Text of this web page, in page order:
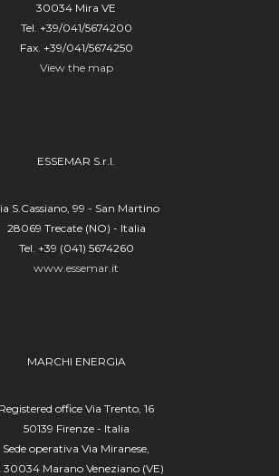
30034 Mira VE
Tel. +39/041/5674200
Fax. +39/041/5674250
View the map
ESSEMAR S.r.l.
S.Cassiano, 99 - San Martino
28069 Trecate (NO) - Italia
Tel. +39 (041) 5674260
www.essemar.it
MARCHI ENERGIA
Registered office Via Trento, 16
50139 Firenze - Italia
Sede operativa Via Miranese,
30034 Marano Veneziano (VE)